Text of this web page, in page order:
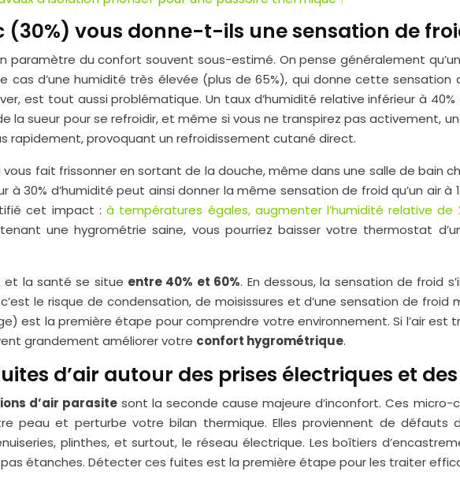
(30%) vous donne-t-ils une sensation de
paramètre du confort souvent sous-estimé. On pense généralement
cas d’une humidité très élevée (plus de 65%), qui donne cette
est tout aussi problématique. Un taux d’humidité relative inférieur à
la sueur pour se refroidir, et même si vous ne transpirez pas activement,
rapidement, provoquant un refroidissement cutané direct.
fait frissonner en sortant de la douche, même dans une salle de bain
à 30% d’humidité peut ainsi donner la même sensation de froid qu’un air
cet impact :à températures égales, augmenter l’humidité relative
une hygrométrie saine, vous pourriez baisser votre thermostat
et la santé se situe entre 40% et 60%. En dessous, la sensation de froid
le risque de condensation, de moisissures et d’une sensation de
est la première étape pour comprendre votre environnement. Si l’air
grandement améliorer votre confort hygrométrique.
d’air autour des prises électriques et
d’air parasitesont la seconde cause majeure d’inconfort. Ces micro-
peau et perturbe votre bilan thermique. Elles proviennent de défauts
plinthes, et surtout, le réseau électrique. Les boîtiers
pas étanches. Détecter ces fuites est la première étape pour les traiter